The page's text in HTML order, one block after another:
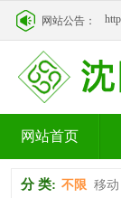
网站公告：
网站首页
分 类: 不限 移动